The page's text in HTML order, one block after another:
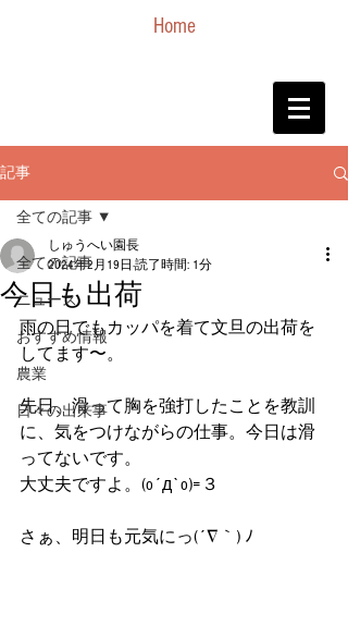
Home
記事
全ての記事
ニュース
おすすめ情報
農業
日々の出来事
全ての記事
今日も出荷
しゅうへい園長
2024年2月19日 読了時間: 1分
雨の日でもカッパを着て文旦の出荷を
してます〜。
先日、滑って胸を強打したことを教訓
に、気をつけながらの仕事。今日は滑
ってないです。
大丈夫ですよ。(o´д`o)=３
さぁ、明日も元気にっ(´∇｀) ﾉ